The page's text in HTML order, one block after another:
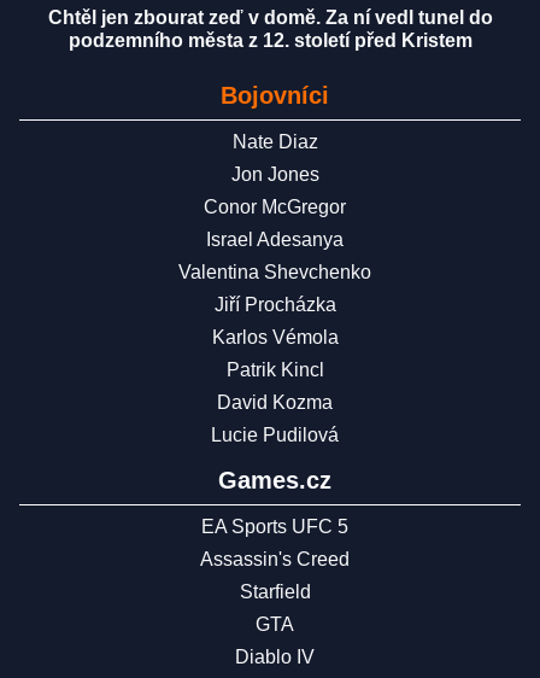
Chtěl jen zbourat zeď v domě. Za ní vedl tunel do
podzemního města z 12. století před Kristem
Bojovníci
Nate Diaz
Jon Jones
Conor McGregor
Israel Adesanya
Valentina Shevchenko
Jiří Procházka
Karlos Vémola
Patrik Kincl
David Kozma
Lucie Pudilová
Games.cz
EA Sports UFC 5
Assassin's Creed
Starfield
GTA
Diablo IV